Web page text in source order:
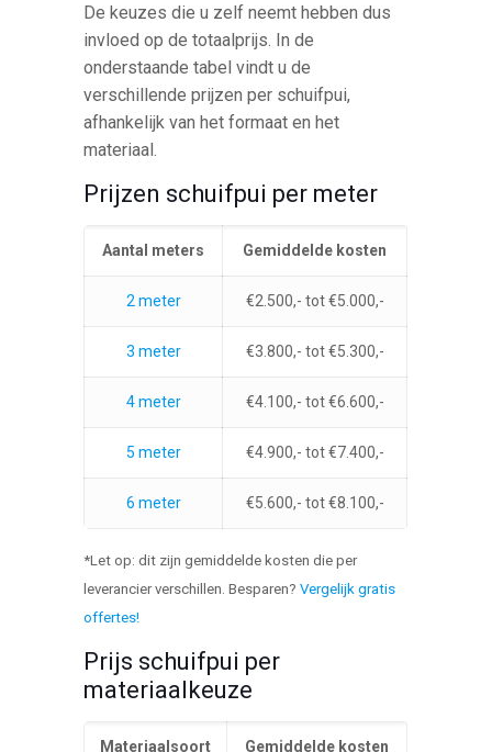
De keuzes die u zelf neemt hebben dus
invloed op de totaalprijs. In de
onderstaande tabel vindt u de
verschillende prijzen per schuifpui,
afhankelijk van het formaat en het
materiaal.
Prijzen schuifpui per meter
Aantal meters Gemiddelde kosten
2 meter €2.500,- tot €5.000,-
3 meter €3.800,- tot €5.300,-
4 meter €4.100,- tot €6.600,-
5 meter €4.900,- tot €7.400,-
6 meter €5.600,- tot €8.100,-
*Let op: dit zijn gemiddelde kosten die per
leverancier verschillen. Besparen?Vergelijk gratis
offertes!
Prijs schuifpui per
materiaalkeuze
Materiaalsoort Gemiddelde kosten